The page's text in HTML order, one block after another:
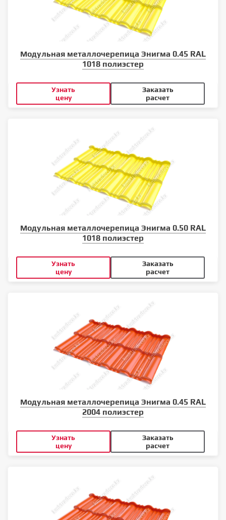
Модульная металлочерепица Энигма 0.45 RAL
1018 полиэстер
Узнать
цену
Заказать
расчет
Модульная металлочерепица Энигма 0.50 RAL
1018 полиэстер
Узнать
цену
Заказать
расчет
Модульная металлочерепица Энигма 0.45 RAL
2004 полиэстер
Узнать
цену
Заказать
расчет